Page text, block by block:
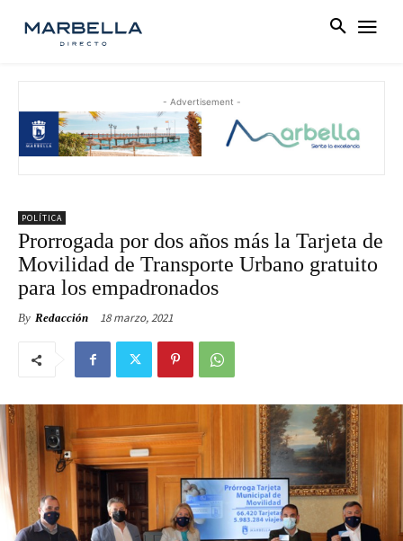
- Advertisement -
POLÍTICA
Prorrogada por dos años más la Tarjeta de
Movilidad de Transporte Urbano gratuito
para los empadronados
By Redacción 18 marzo, 2021